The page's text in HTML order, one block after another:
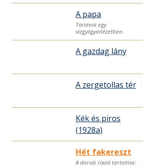
A papa
Történik egy
vízgyógyintézetben.
A gazdag lány
A zergetollas tér
Kék és piros
(1928a)
Hét fakereszt
A darab rövid tartalma: